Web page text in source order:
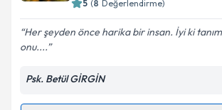
5 (8 Değerlendirme)
Her şeyden önce harika bir insan. İyi ki
onu....
Psk. Betül GİRGİN